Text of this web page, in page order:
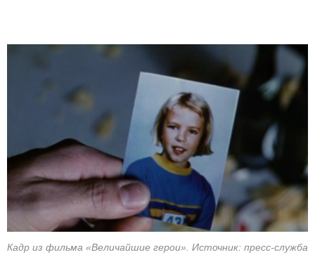
Кадр из фильма «Величайшие герои». Источник: пресс-служба